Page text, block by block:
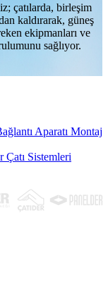
çatılarda, birleşim
kaldırarak, güneş
ekipmanları ve
sağlıyor.
Aparatı Montaj
Çatı Sistemleri